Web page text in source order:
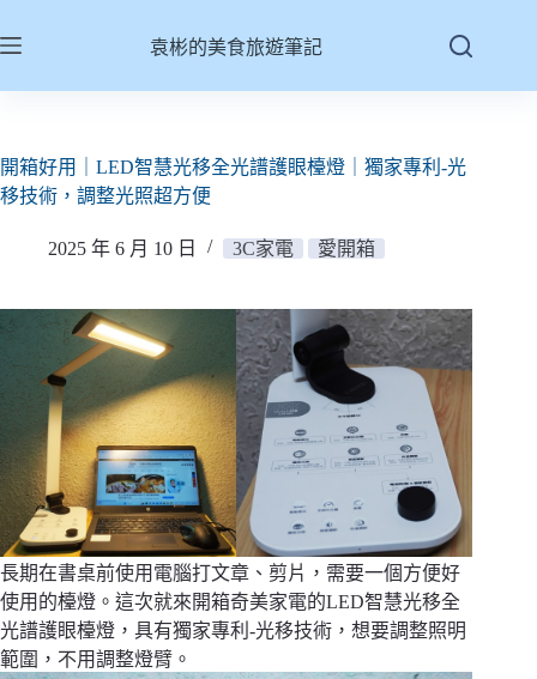
至
容
袁彬的美食旅遊筆記
開箱好用｜LED智慧光移全光譜護眼檯燈｜獨家專利-光
移技術，調整光照超方便
2025 年 6 月 10 日 3C家電 愛開箱
長期在書桌前使用電腦打文章、剪片，需要一個方便好
使用的檯燈。這次就來開箱奇美家電的LED智慧光移全
光譜護眼檯燈，具有獨家專利-光移技術，想要調整照明
範圍，不用調整燈臂。